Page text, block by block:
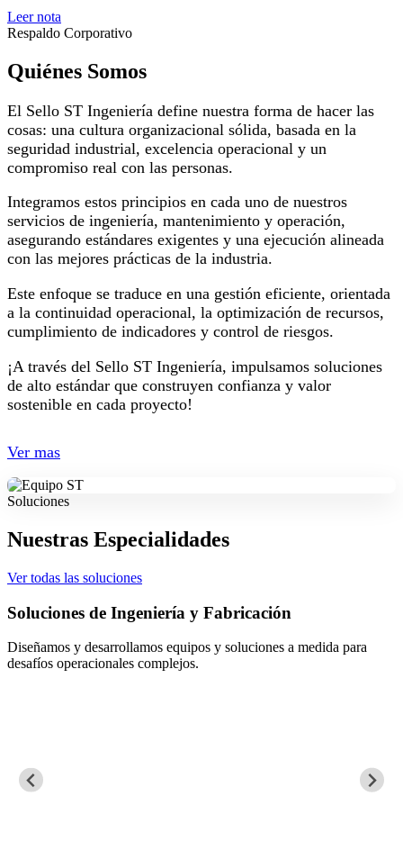
Leer nota
Respaldo Corporativo
Quiénes Somos
El Sello ST Ingeniería define nuestra forma de hacer las
cosas: una cultura organizacional sólida, basada en la
seguridad industrial, excelencia operacional y un
compromiso real con las personas.
Integramos estos principios en cada uno de nuestros
servicios de ingeniería, mantenimiento y operación,
asegurando estándares exigentes y una ejecución alineada
con las mejores prácticas de la industria.
Este enfoque se traduce en una gestión eficiente, orientada
a la continuidad operacional, la optimización de recursos,
cumplimiento de indicadores y control de riesgos.
¡A través del Sello ST Ingeniería, impulsamos soluciones
de alto estándar que construyen confianza y valor
sostenible en cada proyecto!
Ver mas
Soluciones
Nuestras Especialidades
Ver todas las soluciones
Soluciones de Ingeniería y Fabricación
Diseñamos y desarrollamos equipos y soluciones a medida para
desafíos operacionales complejos.